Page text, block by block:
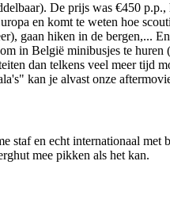
De prijs was €450
en komt te weten hoe
gaan hiken in de
in België minibusjes te
dan telkens veel meer tijd
kan je alvast onze
staf en echt internationaal
mee pikken als het kan.